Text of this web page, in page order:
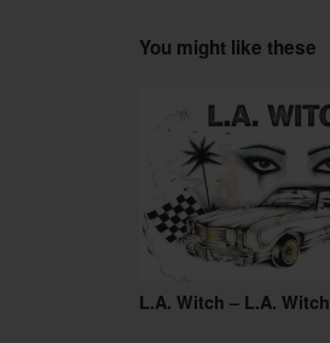
You might like these
L.A. Witch – L.A. Witch